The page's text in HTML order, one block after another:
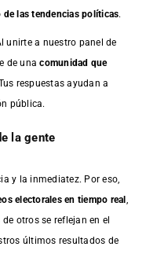
las tendencias políticas.
unirte a nuestro panel de
de unacomunidad que
respuestas ayudan a
pública.
la gente
y la inmediatez. Por eso,
electorales en tiempo real
otros se reflejan en el
últimos resultados de